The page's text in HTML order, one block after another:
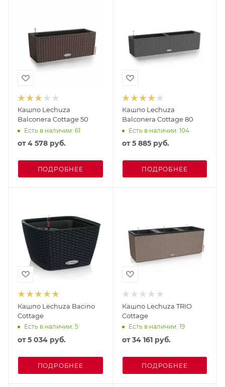
Кашпо Lechuza
Balconera Cottage 50
Есть в наличии: 61
от4 578 руб.
ПОДРОБНЕЕ
Кашпо Lechuza
Balconera Cottage 80
Есть в наличии: 104
от5 885 руб.
ПОДРОБНЕЕ
Кашпо Lechuza Bacino
Cottage
Есть в наличии: 5
от5 034 руб.
ПОДРОБНЕЕ
Кашпо Lechuza TRIO
Cottage
Есть в наличии: 19
от34 161 руб.
ПОДРОБНЕЕ